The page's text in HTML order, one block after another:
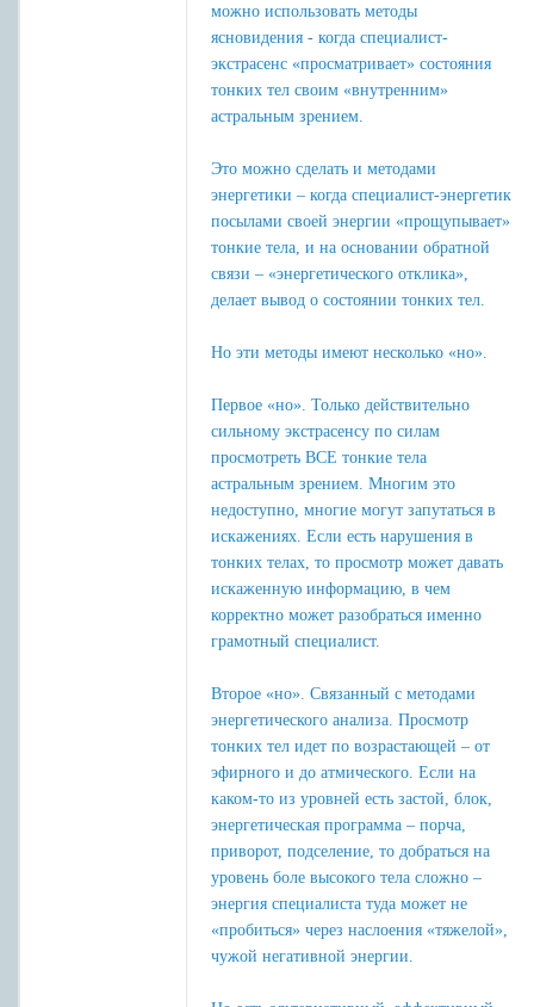
можно использовать методы
ясновидения - когда специалист-
экстрасенс «просматривает» состояния
тонких тел своим «внутренним»
астральным зрением.
Это можно сделать и методами
энергетики – когда специалист-энергетик
посылами своей энергии «прощупывает»
тонкие тела, и на основании обратной
связи – «энергетического отклика»,
делает вывод о состоянии тонких тел.
Но эти методы имеют несколько «но».
Первое «но». Только действительно
сильному экстрасенсу по силам
просмотреть ВСЕ тонкие тела
астральным зрением. Многим это
недоступно, многие могут запутаться в
искажениях. Если есть нарушения в
тонких телах, то просмотр может давать
искаженную информацию, в чем
корректно может разобраться именно
грамотный специалист.
Второе «но». Связанный с методами
энергетического анализа. Просмотр
тонких тел идет по возрастающей – от
эфирного и до атмического. Если на
каком-то из уровней есть застой, блок,
энергетическая программа – порча,
приворот, подселение, то добраться на
уровень боле высокого тела сложно –
энергия специалиста туда может не
«пробиться» через наслоения «тяжелой»,
чужой негативной энергии.